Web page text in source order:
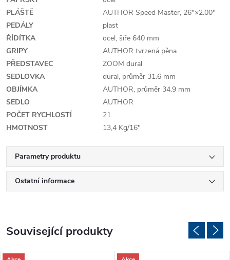
PLÁŠTĚ
AUTHOR Speed Master, 26"×2.00"
PEDÁLY
plast
ŘÍDÍTKA
ocel, šíře 640 mm
GRIPY
AUTHOR tvrzená pěna
PŘEDSTAVEC
ZOOM dural
SEDLOVKA
dural, průměr 31.6 mm
OBJÍMKA
AUTHOR, průměr 34.9 mm
SEDLO
AUTHOR
POČET RYCHLOSTÍ
21
HMOTNOST
13,4 Kg/16"
Parametry produktu
Ostatní informace
Související produkty